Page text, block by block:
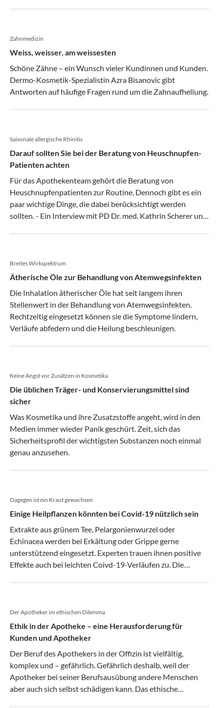
Zahnmedizin
Weiss, weisser, am weissesten
Schöne Zähne – ein Wunsch vieler Kundinnen und Kunden.
Dermo-Kosmetik-Spezialistin Azra Bisanovic gibt
Antworten auf häufige Fragen rund um die Zahnaufhellung.
Saisonale allergische Rhinitis
Darauf sollten Sie bei der Beratung von Heuschnupfen-
Patienten achten
Für das Apothekenteam gehört die Beratung von
Heuschnupfenpatienten zur Routine. Dennoch gibt es ein
paar wichtige Dinge, die dabei berücksichtigt werden
sollten. - Ein Interview mit PD Dr. med. Kathrin Scherer und
Breites Wirkspektrum
Ätherische Öle zur Behandlung von Atemwegsinfekten
Die Inhalation ätherischer Öle hat seit langem ihren
Stellenwert in der Behandlung von Atemwegsinfekten.
Rechtzeitig eingesetzt können sie die Symptome lindern,
Verläufe abfedern und die Heilung beschleunigen.
Keine Angst vor Zusätzen in Kosmetika
Die üblichen Träger- und Konservierungsmittel sind
sicher
Was Kosmetika und ihre Zusatzstoffe angeht, wird in den
Medien immer wieder Panik geschürt. Zeit, sich das
Sicherheitsprofil der wichtigsten Substanzen noch einmal
genau anzusehen.
Dagegen ist ein Kraut gewachsen
Einige Heilpflanzen könnten bei Covid-19 nützlich sein
Extrakte aus grünem Tee, Pelargonienwurzel oder
Echinacea werden bei Erkältung oder Grippe gerne
unterstützend eingesetzt. Experten trauen ihnen positive
Effekte auch bei leichten Coivd-19-Verläufen zu. Die
Der Apotheker im ethischen Dilemma
Ethik in der Apotheke – eine Heraus­forderung für
Kunden und Apotheker
Der Beruf des Apothekers in der Offizin ist vielfältig,
komplex und – gefährlich. Gefährlich deshalb, weil der
Apotheker bei seiner Berufsausübung andere Menschen
aber auch sich selbst schädigen kann. Das ethische